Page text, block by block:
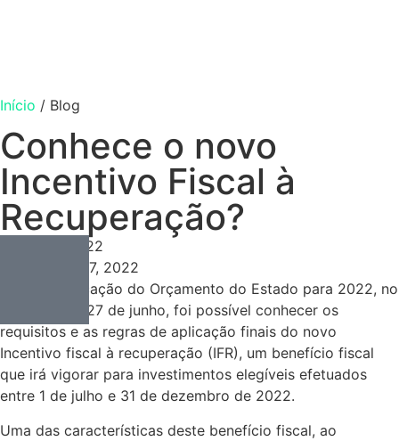
Início / Blog
Conhece o novo
Incentivo Fiscal à
Recuperação?
Agosto 7, 2022
Agosto 7, 2022
Com a publicação do Orçamento do Estado para 2022, no
passado dia 27 de junho, foi possível conhecer os
requisitos e as regras de aplicação finais do novo
Incentivo fiscal à recuperação (IFR), um benefício fiscal
que irá vigorar para investimentos elegíveis efetuados
entre 1 de julho e 31 de dezembro de 2022.
Uma das características deste benefício fiscal, ao